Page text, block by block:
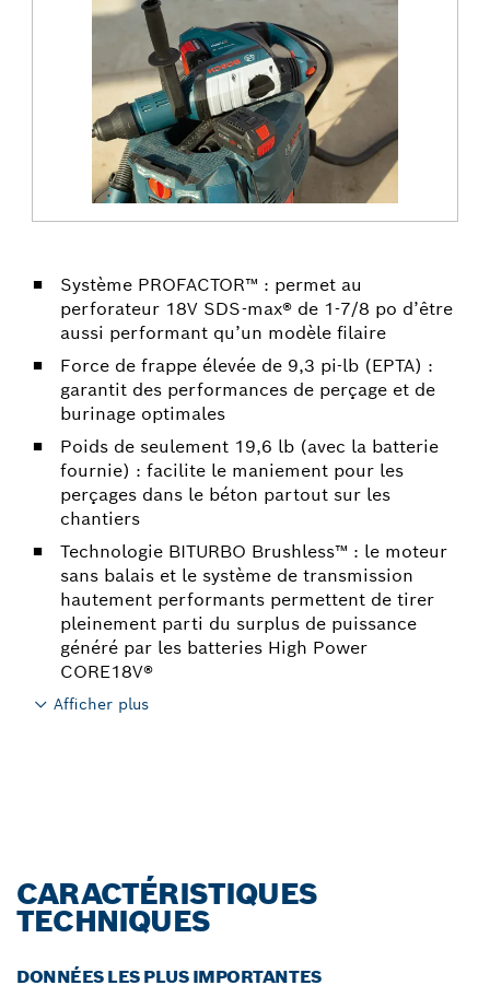
Système PROFACTOR™ : permet au
perforateur 18V SDS-max® de 1-7/8 po d’être
aussi performant qu’un modèle filaire
Force de frappe élevée de 9,3 pi-lb (EPTA) :
garantit des performances de perçage et de
burinage optimales
Poids de seulement 19,6 lb (avec la batterie
fournie) : facilite le maniement pour les
perçages dans le béton partout sur les
chantiers
Technologie BITURBO Brushless™ : le moteur
sans balais et le système de transmission
hautement performants permettent de tirer
pleinement parti du surplus de puissance
généré par les batteries High Power
CORE18V®
Afficher plus
CARACTÉRISTIQUES
TECHNIQUES
DONNÉES LES PLUS IMPORTANTES